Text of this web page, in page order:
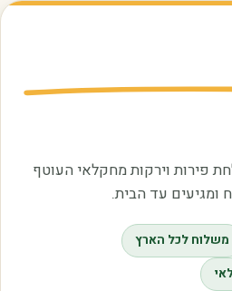
פירות וירקות מחקלאי העוטף
עד הבית.
משלוח לכל הארץ